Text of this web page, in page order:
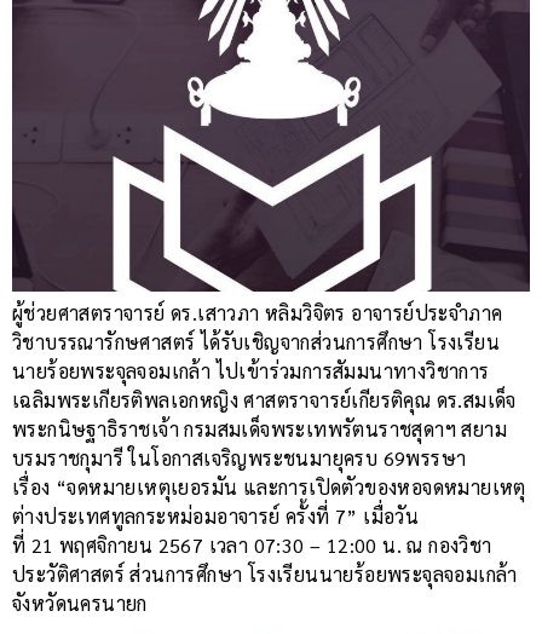
ผู้ช่วยศาสตราจารย์ ดร.เสาวภา หลิมวิจิตร อาจารย์ประจำภาค
วิชาบรรณารักษศาสตร์ ได้รับเชิญจากส่วนการศึกษา โรงเรียน
นายร้อยพระจุลจอมเกล้า ไปเข้าร่วมการสัมมนาทางวิชาการ
เฉลิมพระเกียรติพลเอกหญิง ศาสตราจารย์เกียรติคุณ ดร.สมเด็จ
พระกนิษฐาธิราชเจ้า กรมสมเด็จพระเทพรัตนราชสุดาฯ สยาม
บรมราชกุมารี ในโอกาสเจริญพระชนมายุครบ 69พรรษา
เรื่อง “จดหมายเหตุเยอรมัน และการเปิดตัวของหอจดหมายเหตุ
ต่างประเทศทูลกระหม่อมอาจารย์ ครั้งที่ 7” เมื่อวัน
ที่ 21 พฤศจิกายน 2567 เวลา 07:30 – 12:00 น. ณ กองวิชา
ประวัติศาสตร์ ส่วนการศึกษา โรงเรียนนายร้อยพระจุลจอมเกล้า
จังหวัดนครนายก